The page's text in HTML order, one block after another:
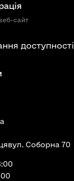
сайт
доступності
вул. Соборна 70